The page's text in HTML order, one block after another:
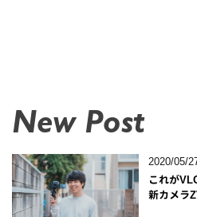
New Post
2020/05/
これが
新カメラ